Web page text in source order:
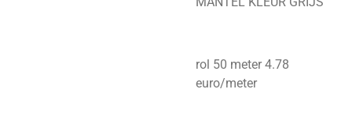
rol 50 meter 4.78
euro/meter